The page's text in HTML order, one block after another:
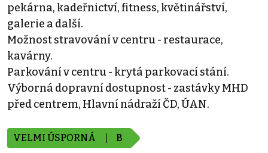
pekárna, kadeřnictví, fitness, květinářství,
galerie a další.
Možnost stravování v centru - restaurace,
kavárny.
Parkování v centru - krytá parkovací stání.
Výborná dopravní dostupnost - zastávky MHD
před centrem, Hlavní nádraží ČD, ÚAN.
VELMI ÚSPORNÁ B